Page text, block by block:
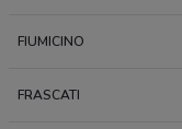
FIUMICINO
FRASCATI